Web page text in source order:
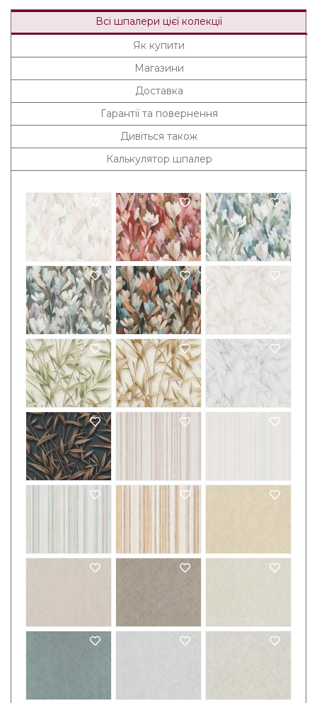
Всі шпалери цієї колекції
Як купити
Магазини
Доставка
Гарантії та повернення
Дивіться також
Калькулятор шпалер